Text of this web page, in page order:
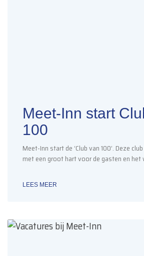
Meet-Inn start
100
Meet-Inn start de ‘Club van 100’. Deze
met een groot hart voor de gasten en het
LEES MEER